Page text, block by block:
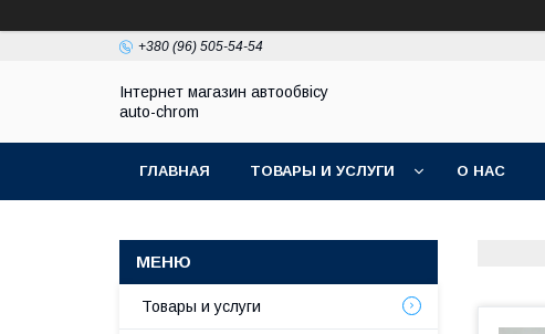
+380 (96) 505-54-54
Інтернет магазин автообвісу
auto-chrom
ГЛАВНАЯ ТОВАРЫ И УСЛУГИ О НАС
Товары и услуги